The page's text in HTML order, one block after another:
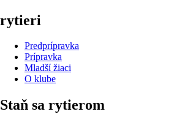
rytieri
Predprípravka
Prípravka
Mladší žiaci
O klube
Staň sa rytierom